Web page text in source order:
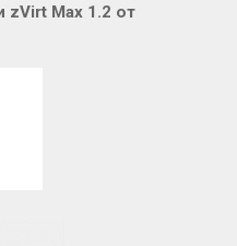
zVirt Max 1.2 от